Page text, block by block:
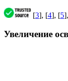
[3], [4], [5
Увеличение